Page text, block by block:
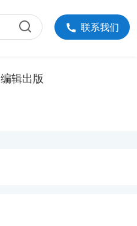
联系我们
编辑出版